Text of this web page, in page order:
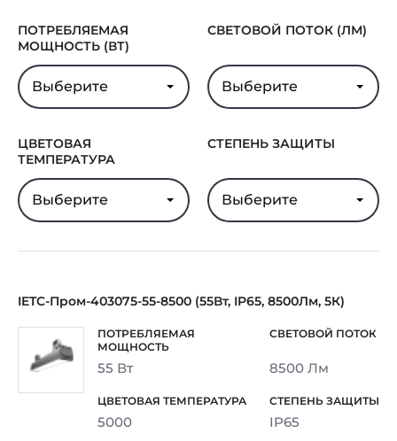
ПОТРЕБЛЯЕМАЯ
МОЩНОСТЬ (ВТ)
Выберите
СВЕТОВОЙ ПОТОК (ЛМ)
Выберите
ЦВЕТОВАЯ
ТЕМПЕРАТУРА
Выберите
СТЕПЕНЬ ЗАЩИТЫ
Выберите
IETC-Пром-403075-55-8500 (55Вт, IP65, 8500Лм, 5К)
55 Вт 8500 Лм
5000 IP65